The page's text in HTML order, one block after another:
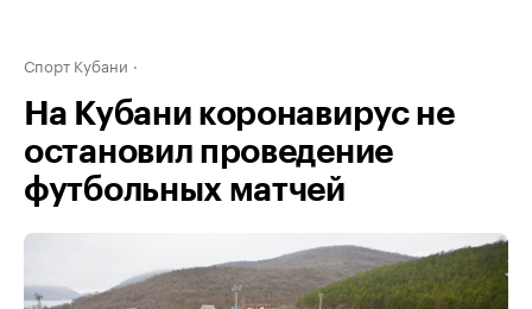
Спорт Кубани
На Кубани коронавирус не
остановил проведение
футбольных матчей